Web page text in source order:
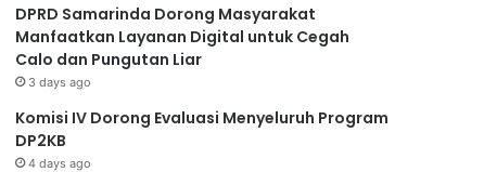
DPRD Samarinda Dorong Masyarakat
Manfaatkan Layanan Digital untuk Cegah
Calo dan Pungutan Liar
3 days ago
Komisi IV Dorong Evaluasi Menyeluruh Program
DP2KB
4 days ago